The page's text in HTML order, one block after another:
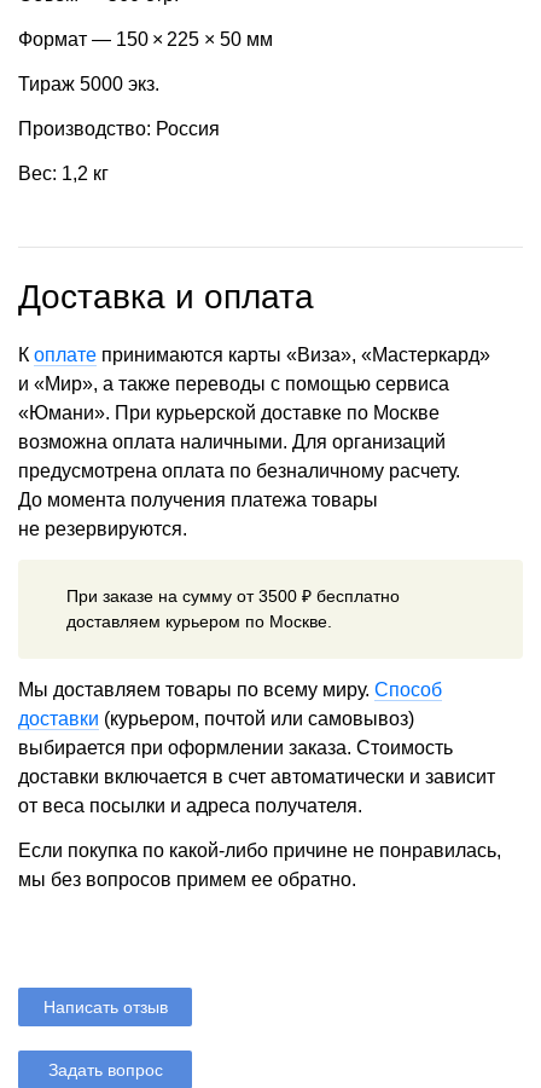
Формат — 150 × 225 × 50 мм
Тираж 5000 экз.
Производство: Россия
Вес: 1,2 кг
Доставка и оплата
К оплате принимаются карты «Виза», «Мастеркард»
и «Мир», а также переводы с помощью сервиса
«Юмани». При курьерской доставке по Москве
возможна оплата наличными. Для организаций
предусмотрена оплата по безналичному расчету.
До момента получения платежа товары
не резервируются.
При заказе на сумму от 3500 ₽ бесплатно
доставляем курьером по Москве.
Мы доставляем товары по всему миру. Способ
доставки (курьером, почтой или самовывоз)
выбирается при оформлении заказа. Стоимость
доставки включается в счет автоматически и зависит
от веса посылки и адреса получателя.
Если покупка по какой-либо причине не понравилась,
мы без вопросов примем ее обратно.
Написать отзыв
Задать вопрос